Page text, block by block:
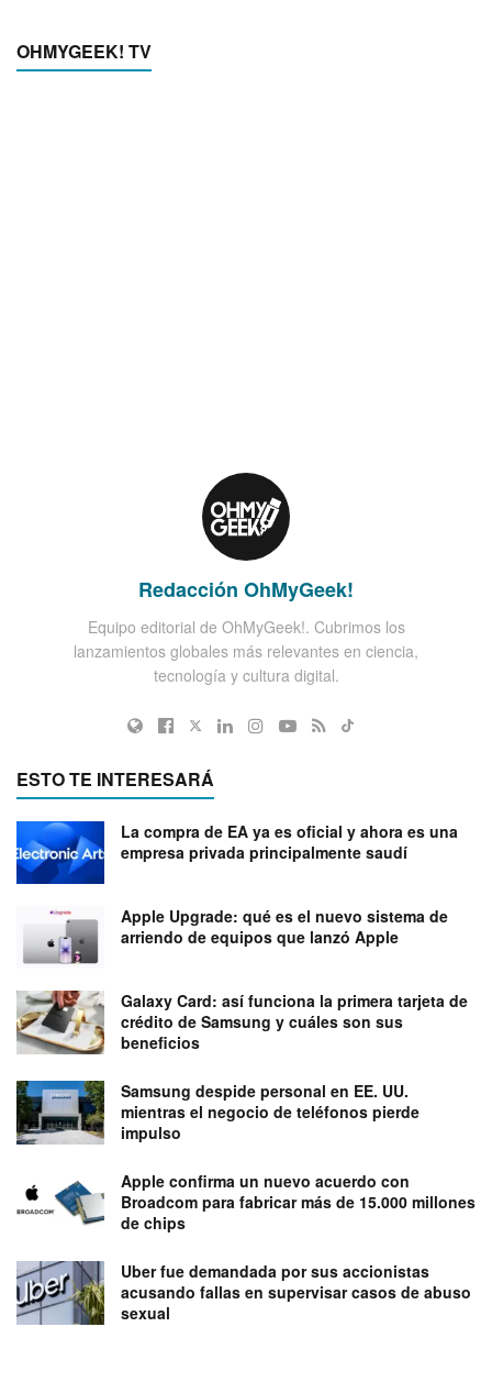
OHMYGEEK! TV
Redacción OhMyGeek!
Equipo editorial de OhMyGeek!. Cubrimos los
lanzamientos globales más relevantes en ciencia,
tecnología y cultura digital.
ESTO TE INTERESARÁ
La compra de EA ya es oficial y ahora es una
empresa privada principalmente saudí
Apple Upgrade: qué es el nuevo sistema de
arriendo de equipos que lanzó Apple
Galaxy Card: así funciona la primera tarjeta de
crédito de Samsung y cuáles son sus
beneficios
Samsung despide personal en EE. UU.
mientras el negocio de teléfonos pierde
impulso
Apple confirma un nuevo acuerdo con
Broadcom para fabricar más de 15.000 millones
de chips
Uber fue demandada por sus accionistas
acusando fallas en supervisar casos de abuso
sexual